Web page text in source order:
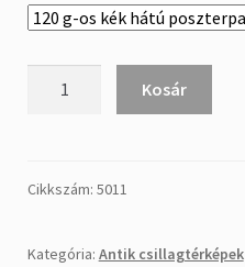
Aratus
mennyiség
Kosár
Cikkszám: 5011
Kategória: Antik csillagtérképek